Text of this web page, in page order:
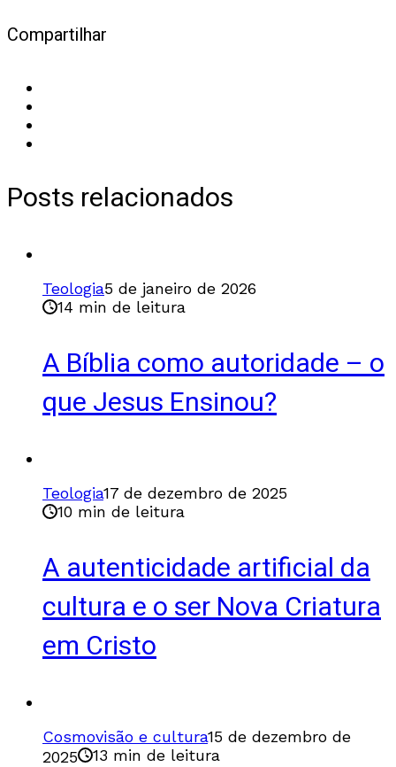
Compartilhar
Posts relacionados
Teologia5 de janeiro de 2026
14 min de leitura
A Bíblia como autoridade – o
que Jesus Ensinou?
Teologia17 de dezembro de 2025
10 min de leitura
A autenticidade artificial da
cultura e o ser Nova Criatura
em Cristo
Cosmovisão e cultura15 de dezembro de
2025
13 min de leitura